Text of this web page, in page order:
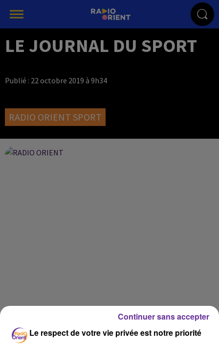
LE JOURNAL DU SPORT
Publié : 22 octobre 2019 à 9h34
RADIO ORIENT SPORT
Le respect de votre vie privée est notre priorité
Continuer sans accepter